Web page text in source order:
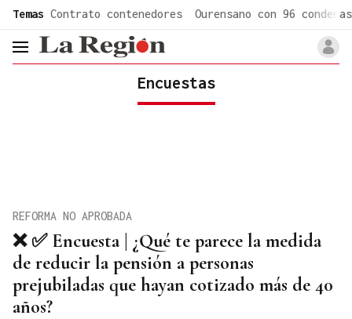
Temas Contrato contenedores Ourensano con 96 condenas
header.menu.open
Encuestas
❌ ✅ Encuesta | ¿Qué te parece la medida
de reducir la pensión a personas
prejubiladas que hayan cotizado más de 40
años?
REFORMA NO APROBADA